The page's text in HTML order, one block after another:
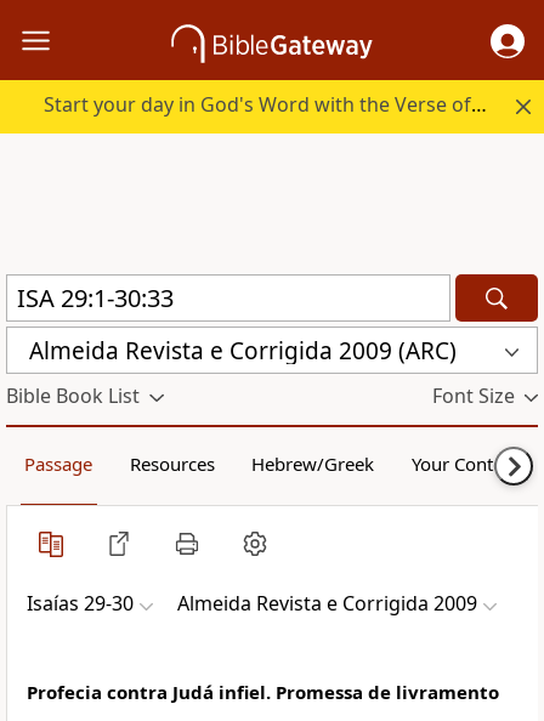
Start your day in God's Word with the Verse of the Day.
Almeida Revista e Corrigida 2009 (ARC)
Bible Book List Font Size
Passage Resources Hebrew/Greek Your Content
Isaías 29-30 Almeida Revista e Corrigida 2009
Profecia contra Judá infiel. Promessa de livramento